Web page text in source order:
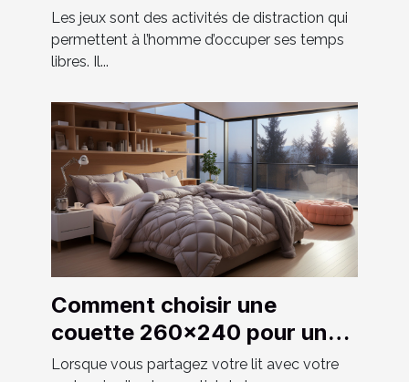
Les jeux sont des activités de distraction qui
permettent à l’homme d’occuper ses temps
libres. Il...
Comment choisir une
couette 260x240 pour un
couple ?
Lorsque vous partagez votre lit avec votre